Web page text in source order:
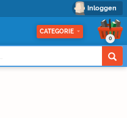
Inloggen
CATEGORIE
0